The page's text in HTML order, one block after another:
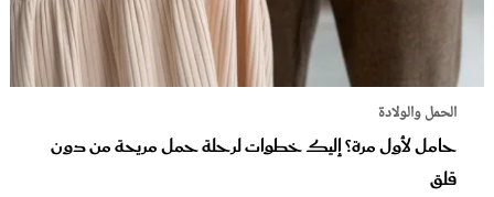
الحمل والولادة
حامل لأول مرة؟ إليك خطوات لرحلة حمل مريحة من دون
قلق